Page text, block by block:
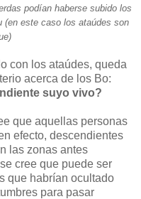
podían haberse subido los
(en este caso los ataúdes son
con los ataúdes, queda
acerca de los Bo:
suyo vivo?
que aquellas personas
efecto, descendientes
las zonas antes
cree que puede ser
que habrían ocultado
para pasar